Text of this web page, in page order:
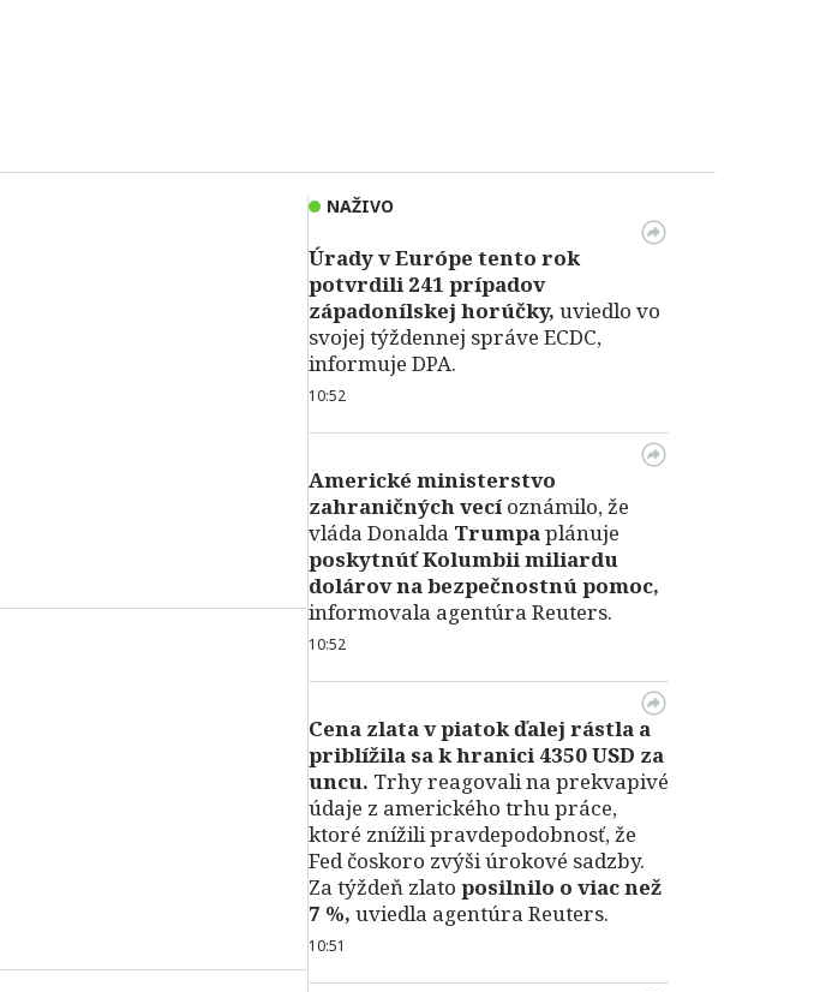
NAŽIVO
Úrady v Európe tento rok
potvrdili 241 prípadov
západonílskej horúčky, uviedlo vo
svojej týždennej správe ECDC,
informuje DPA.
10:52
Americké ministerstvo
zahraničných vecí oznámilo, že
vláda Donalda Trumpaplánuje
poskytnúť Kolumbii miliardu
dolárov na bezpečnostnú pomoc,
informovala agentúra Reuters.
10:52
Cena zlata v piatok ďalej rástla a
priblížila sa k hranici 4350 USD za
uncu. Trhy reagovali na prekvapivé
údaje z amerického trhu práce,
ktoré znížili pravdepodobnosť, že
Fed čoskoro zvýši úrokové sadzby.
Za týždeň zlato posilnilo o viac než
7 %, uviedla agentúra Reuters.
10:51